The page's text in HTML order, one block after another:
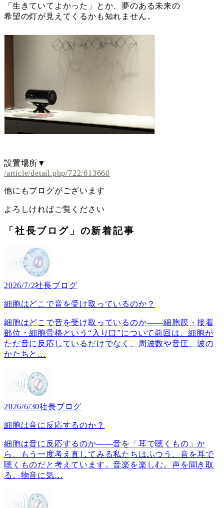
「生きていてよかった」とか、夢のある未来の
希望の灯が見えてくるかも知れません。
設置場所▼
/article/detail.php/722/613660
他にもブログがございます
よろしければご覧ください
「社長ブログ」の新着記事
2026/7/2社長ブログ
細胞はどこで音を受け取っているのか？
細胞はどこで音を受け取っているのか――細胞膜・接着
部位・細胞骨格という“入り口”について前回は、細胞が
ただ音に反応しているだけでなく、周波数や音圧、波の
かたちと …
2026/6/30社長ブログ
細胞は音に反応するのか？
細胞は音に反応するのか――音を「耳で聴くもの」か
ら、もう一度考え直してみる私たちはふつう、音を耳で
聴くものだと考えています。音楽を楽しむ。声を聞き取
る。物音に気…